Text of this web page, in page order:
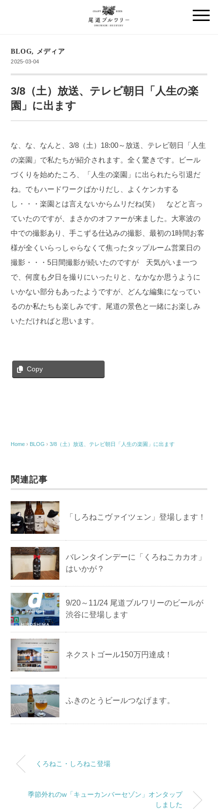
BLOG, メディア
2025-03-04
3/8（土）放送、テレビ朝日「人生の楽
園」に出ます
な、な、なんと、3/8（土）18:00～放送、テレビ朝日「人生
の楽園」で私たちが紹介されます。全く驚きです。ビール
づくりを始めたころ、「人生の楽園」に出られたら引退だ
ね。でもハードワークばかりだし、よくケンカする
し・・・楽園とは言えないからムリだね(笑） などと言っ
ていたのですが、まさかのオファーが来ました。大寒波の
中での撮影あり、手こずる仕込みの撮影、最初の1時間お客
様が全くいらっしゃらなくて焦ったタップルーム営業日の
撮影・・・5日間撮影が続いたのですが 天気がいま一つ
で、何度も夕日を撮りにいったりと、なかなか思うように
いかない部分もあったようですが、どんな編集になってい
るのか私たちも楽しみです。尾道の景色と一緒にお楽しみ
いただければと思います。
Copy
Home › BLOG ›3/8（土）放送、テレビ朝日「人生の楽園」に出ます
関連記事
「しろねこヴァイツェン」登場します！
バレンタインデーに「くろねこカカオ」
はいかが？
9/20～11/24 尾道ブルワリーのビールが
渋谷に登場します
ネクストゴール150万円達成！
ふきのとうビールつなげます。
くろねこ・しろねこ登場
季節外れのw「キューカンバーセゾン」オンタップ
しました